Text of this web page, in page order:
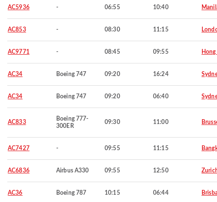
AC5936 - 06:55 10:40
AC853 - 08:30 11:15
AC9771 - 08:45 09:55
AC34 Boeing 747 09:20 16:24
AC34 Boeing 747 09:20 06:40
AC833
Boeing 777-
300ER
09:30 11:00
AC7427 - 09:55 11:15
AC6836 Airbus A330 09:55 12:50
AC36 Boeing 787 10:15 06:44